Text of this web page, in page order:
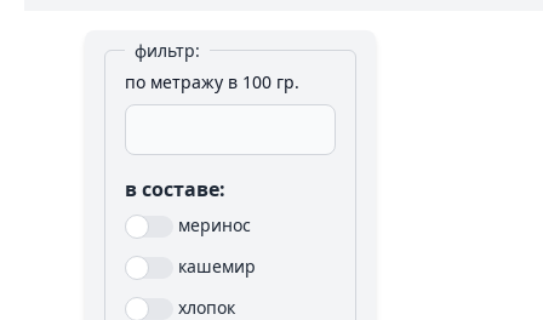
фильтр:
по метражу в 100 гр.
в составе:
меринос
кашемир
хлопок